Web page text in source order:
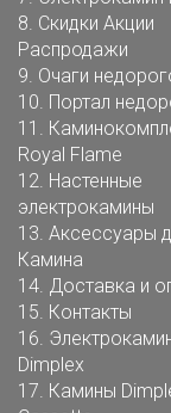
8. Скидки Акции
Распродажи
9. Очаги
10. Портал
11.
Royal Flame
12. Настенные
электрокамины
13. Аксессуары
Камина
14. Доставка и
15. Контакты
16.
Dimplex
17. Камины